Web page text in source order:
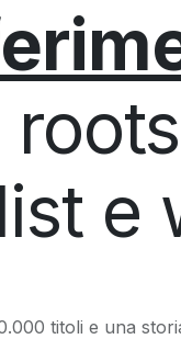
e
titoli e una